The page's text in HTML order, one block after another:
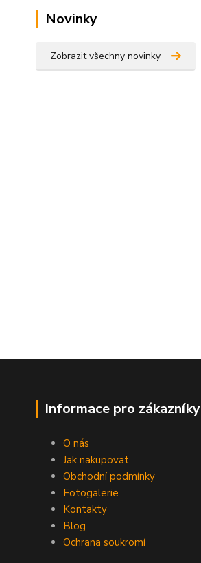
Novinky
Zobrazit všechny novinky
Informace pro zákazníky
O nás
Jak nakupovat
Obchodní podmínky
Fotogalerie
Kontakty
Blog
Ochrana soukromí